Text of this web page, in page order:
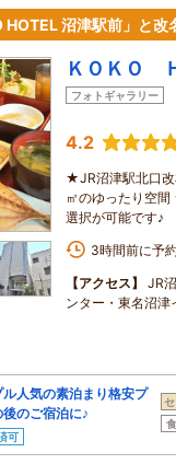
沼津駅前」と改
ＫＯＫＯ
フォトギャラリー
4.2
★JR沼津駅北口
㎡のゆったり空
選択が可能です♪
3時間前に予
【アクセス】
JR
ンター・東名沼津
ル人気の素泊まり格安プ
のご宿泊に♪
可